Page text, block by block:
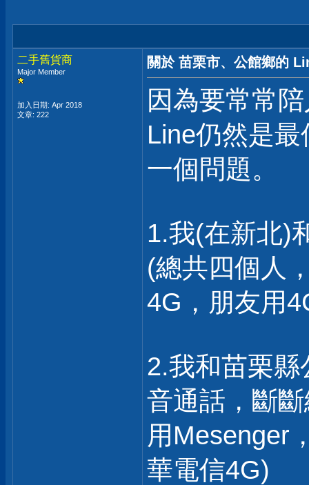
二手舊貨商
Major Member
加入日期: Apr 2018
文章: 222
關於 苗栗市、公館鄉的
因為要常常
Line仍然是
一個問題。
1.我(在新北)
(總共四個人
4G，朋友用
2.我和苗栗
音通話，斷
用Mesenger
華電信4G)